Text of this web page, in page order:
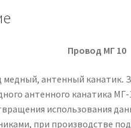
Провод МГ 10
медный, антенный канатик.
антенного канатика
использования
при производстве